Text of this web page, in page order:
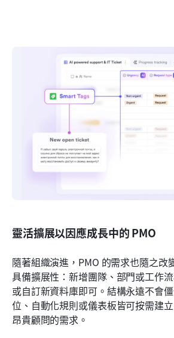
靈活擴展以因應成長中的 PMO
隨著組織演進，PMO 的需求也隨之改
具備擴展性：新增團隊、部門或工作
或自訂新資料庫即可。結構永遠不會
位、自動化規則或儀表板皆可按需建
昂貴顧問的需求。